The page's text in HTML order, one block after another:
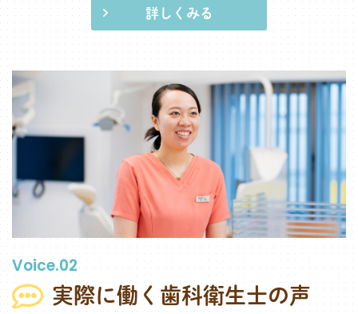
詳しくみる
Voice.02
実際に働く歯科衛生士の声